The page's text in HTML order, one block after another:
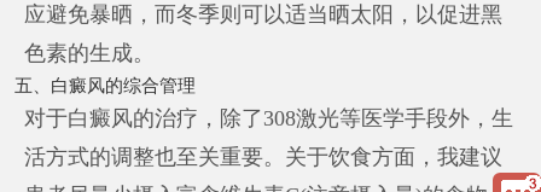
应避免暴晒，而冬季则可以适当晒太阳，以促进黑
色素的生成。
五、白癜风的综合管理
对于白癜风的治疗，除了308激光等医学手段外，生
活方式的调整也至关重要。关于饮食方面，我建议